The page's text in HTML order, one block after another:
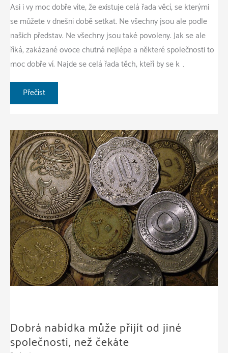
Asi i vy moc dobře víte, že existuje celá řada věcí, se kterými
se můžete v dnešní době setkat. Ne všechny jsou ale podle
našich představ. Ne všechny jsou také povoleny. Jak se ale
říká, zakázané ovoce chutná nejlépe a některé společnosti to
moc dobře ví. Najde se celá řada těch, kteří by se k …
Kartely
Přečíst
Dobrá nabídka může přijít od jiné
společnosti, než čekáte